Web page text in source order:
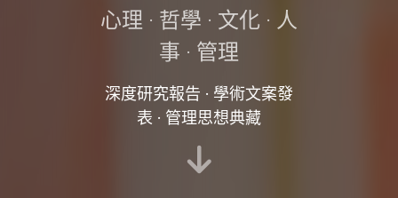
心理 · 哲學 · 文化 · 人
事 · 管理
深度研究報告 · 學術文案發
表 · 管理思想典藏